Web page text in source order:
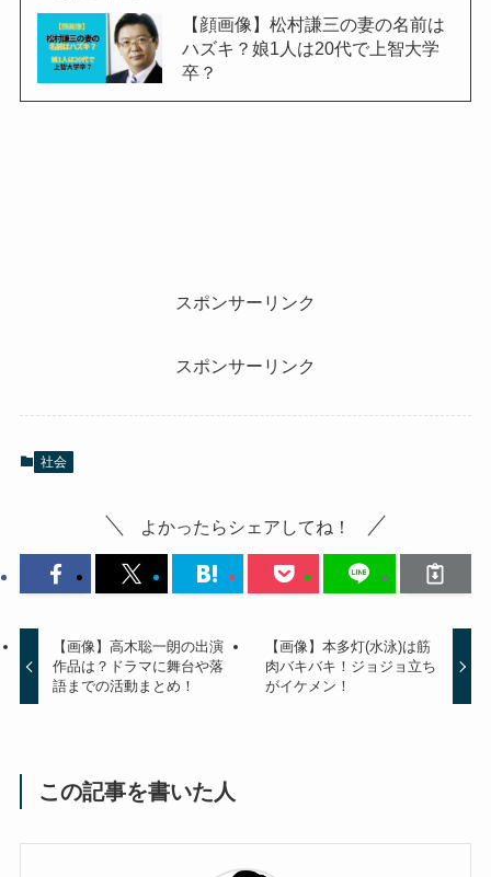
【顔画像】松村謙三の妻の名前は
ハズキ？娘1人は20代で上智大学
卒？
スポンサーリンク
スポンサーリンク
社会
よかったらシェアしてね！
【画像】高木聡一朗の出演
作品は？ドラマに舞台や落
語までの活動まとめ！
【画像】本多灯(水泳)は筋
肉バキバキ！ジョジョ立ち
がイケメン！
この記事を書いた人